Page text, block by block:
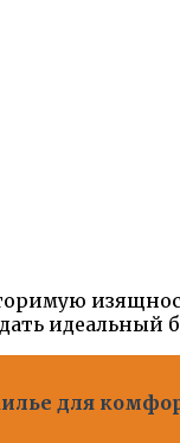
идеальный
для